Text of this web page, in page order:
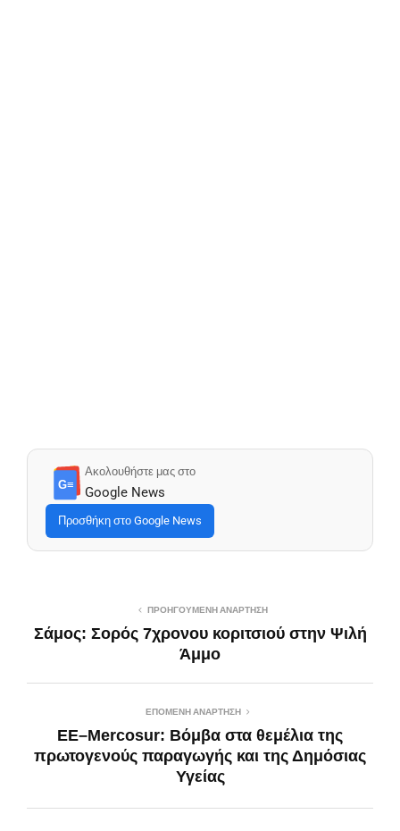
G≡
Ακολουθήστε μας στο
Google News
Προσθήκη στο Google News
ΠΡΟΗΓΟΎΜΕΝΗ ΑΝΆΡΤΗΣΗ
Σάμος: Σορός 7χρονου κοριτσιού στην Ψιλή
Άμμο
ΕΠΌΜΕΝΗ ΑΝΆΡΤΗΣΗ
ΕΕ–Mercosur: Βόμβα στα θεμέλια της
πρωτογενούς παραγωγής και της Δημόσιας
Υγείας